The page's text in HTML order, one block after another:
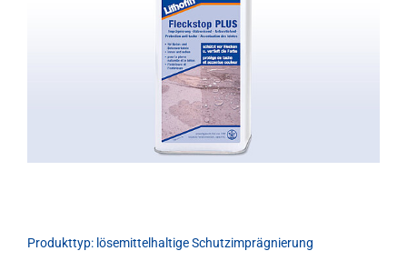
Produkttyp: lösemittelhaltige Schutzimprägnierung